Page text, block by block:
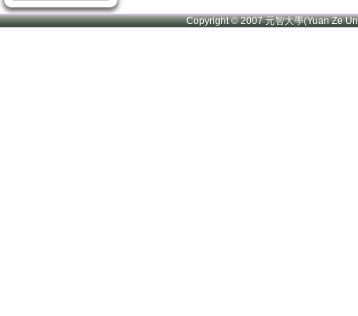
Copyright © 2007 元智大學(Yuan Ze